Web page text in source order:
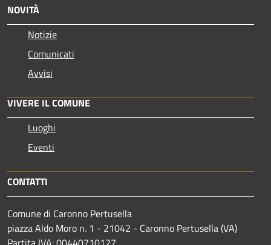
NOVITÀ
Notizie
Comunicati
Avvisi
VIVERE IL COMUNE
Luoghi
Eventi
CONTATTI
Comune di Caronno Pertusella
piazza Aldo Moro n. 1 - 21042 - Caronno Pertusella (VA)